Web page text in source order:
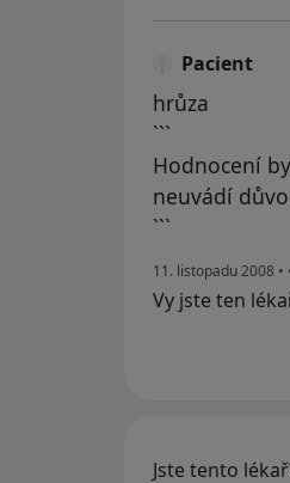
Pacient
hrůza
```
Hodnocení
neuvádí
```
11. listopadu 2008 •
Vy jste ten
Jste tento